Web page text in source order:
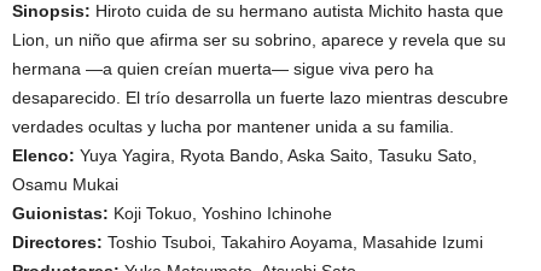
Sinopsis: Hiroto cuida de su hermano autista Michito hasta que
Lion, un niño que afirma ser su sobrino, aparece y revela que su
hermana —a quien creían muerta— sigue viva pero ha
desaparecido. El trío desarrolla un fuerte lazo mientras descubre
verdades ocultas y lucha por mantener unida a su familia.
Elenco: Yuya Yagira, Ryota Bando, Aska Saito, Tasuku Sato,
Osamu Mukai
Guionistas: Koji Tokuo, Yoshino Ichinohe
Directores: Toshio Tsuboi, Takahiro Aoyama, Masahide Izumi